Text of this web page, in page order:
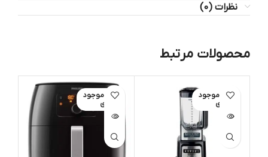
نظرات (0)
محصولات مرتبط
اتمام موجود
ی
اتمام موجود
ی